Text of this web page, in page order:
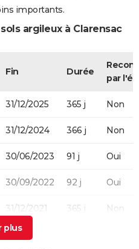
importants.
argileux à Clarensac
Fin Durée
par
31/12/2025 365 j Non
31/12/2024 366 j Non
30/06/2023 91 j Oui
30/09/2022 92 j Oui
31/12/2021 365 j Non